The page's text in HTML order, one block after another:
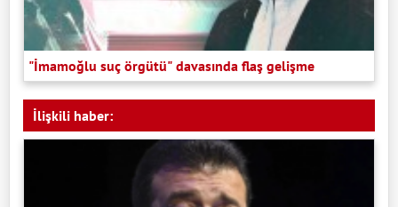
"İmamoğlu suç örgütü" davasında flaş gelişme
İlişkili haber: